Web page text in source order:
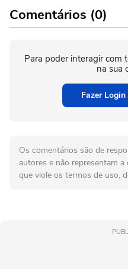
Comentários (0)
Para poder interagir com
na sua
Fazer
Os comentários são de
autores e não representam
que viole os termos de uso,